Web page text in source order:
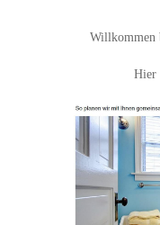
Willkommen
Hier